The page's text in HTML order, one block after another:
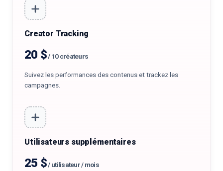
Creator Tracking
20 $/10 créateurs
Suivez les performances des contenus et trackez les
campagnes.
Utilisateurs supplémentaires
25 $/utilisateur / mois